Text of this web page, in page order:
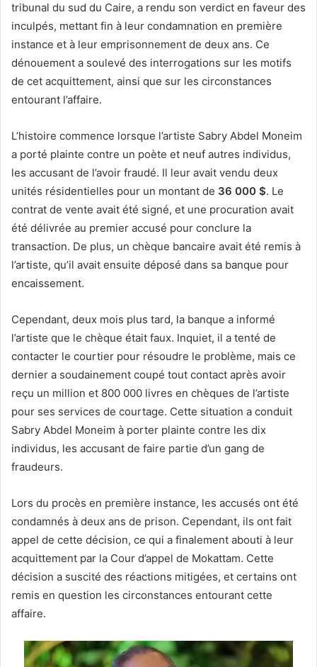
tribunal du sud du Caire, a rendu son verdict en faveur des
inculpés, mettant fin à leur condamnation en première
instance et à leur emprisonnement de deux ans. Ce
dénouement a soulevé des interrogations sur les motifs
de cet acquittement, ainsi que sur les circonstances
entourant l’affaire.
L’histoire commence lorsque l’artiste Sabry Abdel Moneim
a porté plainte contre un poète et neuf autres individus,
les accusant de l’avoir fraudé. Il leur avait vendu deux
unités résidentielles pour un montant de 36 000 $. Le
contrat de vente avait été signé, et une procuration avait
été délivrée au premier accusé pour conclure la
transaction. De plus, un chèque bancaire avait été remis à
l’artiste, qu’il avait ensuite déposé dans sa banque pour
encaissement.
Cependant, deux mois plus tard, la banque a informé
l’artiste que le chèque était faux. Inquiet, il a tenté de
contacter le courtier pour résoudre le problème, mais ce
dernier a soudainement coupé tout contact après avoir
reçu un million et 800 000 livres en chèques de l’artiste
pour ses services de courtage. Cette situation a conduit
Sabry Abdel Moneim à porter plainte contre les dix
individus, les accusant de faire partie d’un gang de
fraudeurs.
Lors du procès en première instance, les accusés ont été
condamnés à deux ans de prison. Cependant, ils ont fait
appel de cette décision, ce qui a finalement abouti à leur
acquittement par la Cour d’appel de Mokattam. Cette
décision a suscité des réactions mitigées, et certains ont
remis en question les circonstances entourant cette
affaire.